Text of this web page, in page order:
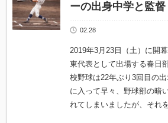
ーの出身中学と監督
02.28
2019年3月23日（土）に開
東代表として出場する春日
校野球は22年ぶり3回目の
に入って早々、野球部の暗
れてしまいましたが、それ